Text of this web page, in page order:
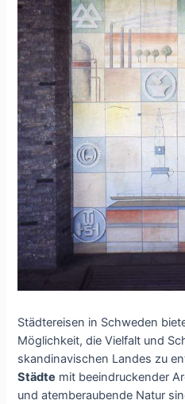
Städtereisen in Schweden
Möglichkeit, die Vielfalt und
skandinavischen Landes zu
Städte mit beeindruckender
und atemberaubende Natur